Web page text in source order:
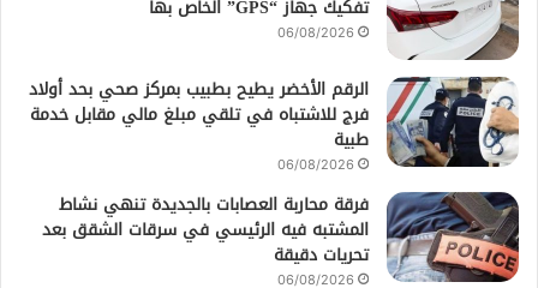
تفكيك جهاز “GPS” الخاص بها
06/08/2026
الرقم الأخضر يطيح بطبيب بمركز صحي بحد أولاد
فرج للاشتباه في تلقي مبلغ مالي مقابل خدمة
طبية
06/08/2026
فرقة محاربة العصابات بالجديدة تنهي نشاط
المشتبه فيه الرئيسي في سرقات الشقق بعد
تحريات دقيقة
06/08/2026